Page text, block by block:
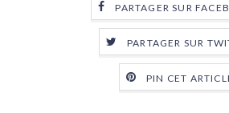
PARTAGER SUR
PARTAGER SUR
PIN CET